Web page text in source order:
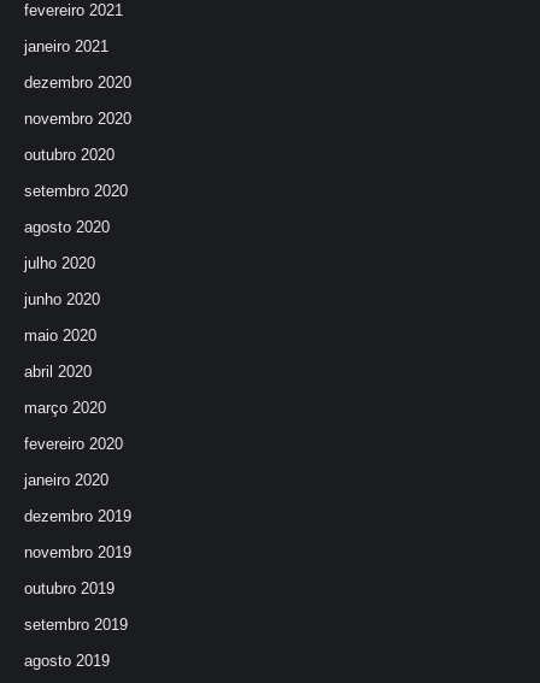
fevereiro 2021
janeiro 2021
dezembro 2020
novembro 2020
outubro 2020
setembro 2020
agosto 2020
julho 2020
junho 2020
maio 2020
abril 2020
março 2020
fevereiro 2020
janeiro 2020
dezembro 2019
novembro 2019
outubro 2019
setembro 2019
agosto 2019